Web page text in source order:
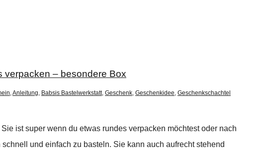
verpacken – besondere Box
,Anleitung, Babsis Bastelwerkstatt, Geschenk, Geschenkidee, Geschenkschachtel
ist super wenn du etwas rundes verpacken möchtest oder nach
und einfach zu basteln. Sie kann auch aufrecht stehend